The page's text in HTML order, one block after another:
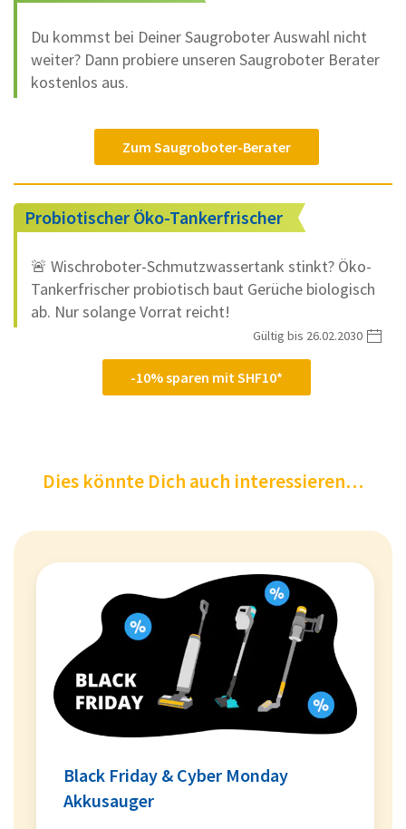
Du kommst bei Deiner Saugroboter Auswahl nicht
weiter? Dann probiere unseren Saugroboter Berater
kostenlos aus.
Zum Saugroboter-Berater
Probiotischer Öko-Tankerfrischer
🚨 Wischroboter-Schmutzwassertank stinkt? Öko-
Tankerfrischer probiotisch baut Gerüche biologisch
ab. Nur solange Vorrat reicht!
-10% sparen mit SHF10*
Gültig bis 26.02.2030
Dies könnte Dich auch interessieren…
Black Friday & Cyber Monday
Akkusauger